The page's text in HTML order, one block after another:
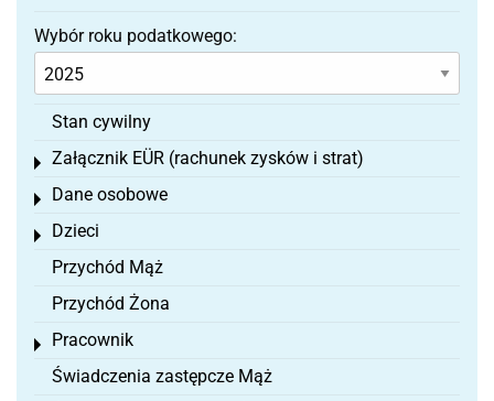
Wybór roku podatkowego:
Stan cywilny
Załącznik EÜR (rachunek zysków i strat)
Toggle menu
Dane osobowe
Toggle menu
Dzieci
Toggle menu
Przychód Mąż
Przychód Żona
Pracownik
Toggle menu
Świadczenia zastępcze Mąż